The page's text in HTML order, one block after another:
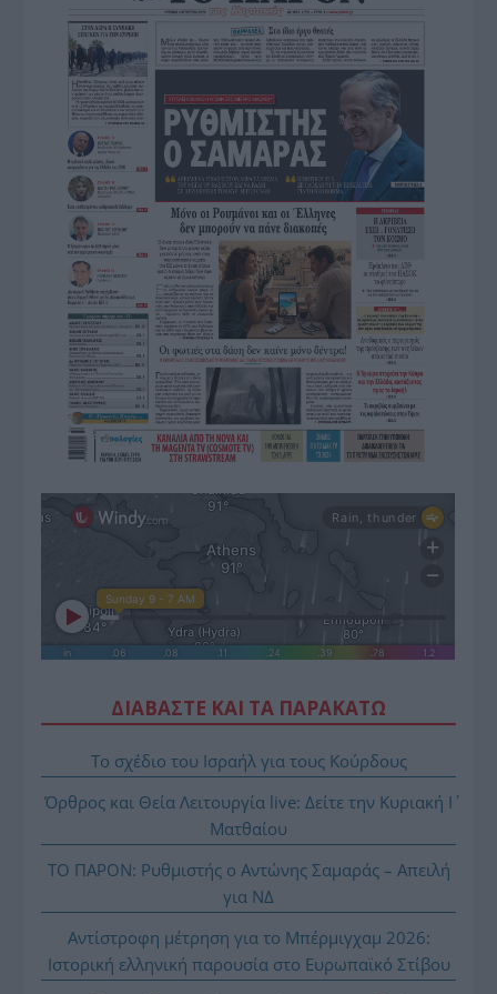
ΔΙΑΒΑΣΤΕ ΚΑΙ ΤΑ ΠΑΡΑΚΑΤΩ
Το σχέδιο του Ισραήλ για τους Κούρδους
Όρθρος και Θεία Λειτουργία live: Δείτε την Κυριακή Ι΄
Ματθαίου
ΤΟ ΠΑΡΟΝ: Ρυθμιστής ο Αντώνης Σαμαράς – Απειλή
για ΝΔ
Αντίστροφη μέτρηση για το Μπέρμιγχαμ 2026:
Ιστορική ελληνική παρουσία στο Ευρωπαϊκό Στίβου